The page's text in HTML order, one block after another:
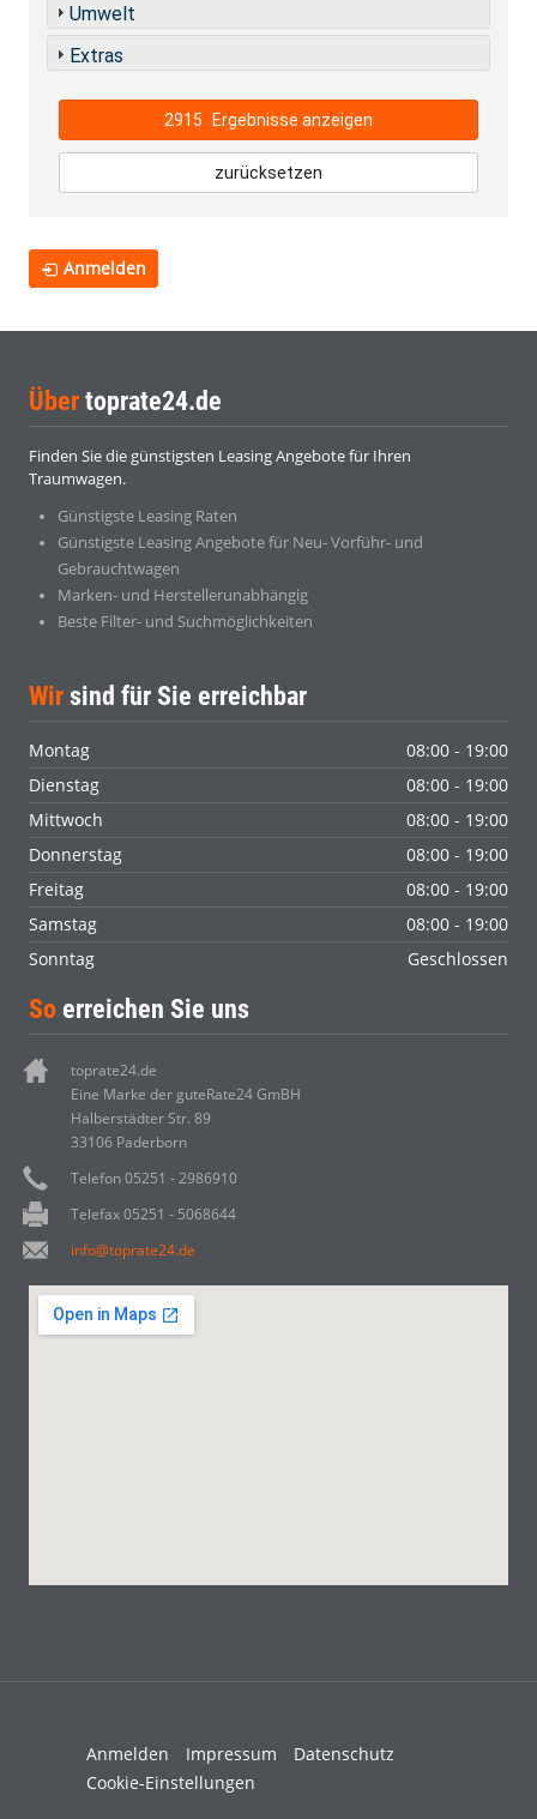
Umwelt
Extras
2915 Ergebnisse anzeigen
zurücksetzen
Anmelden
Über toprate24.de
Finden Sie die günstigsten Leasing Angebote für Ihren
Traumwagen.
Günstigste Leasing Raten
Günstigste Leasing Angebote für Neu- Vorführ- und
Gebrauchtwagen
Marken- und Herstellerunabhängig
Beste Filter- und Suchmöglichkeiten
Wir sind für Sie erreichbar
Montag
08:00 - 19:00
Dienstag
08:00 - 19:00
Mittwoch
08:00 - 19:00
Donnerstag
08:00 - 19:00
Freitag
08:00 - 19:00
Samstag
08:00 - 19:00
Sonntag
Geschlossen
So erreichen Sie uns
toprate24.de
Eine Marke der guteRate24 GmBH
Halberstädter Str. 89
33106 Paderborn
Telefon 05251 - 2986910
Telefax 05251 - 5068644
info@toprate24.de
Anmelden Impressum
Datenschutz
Cookie-Einstellungen